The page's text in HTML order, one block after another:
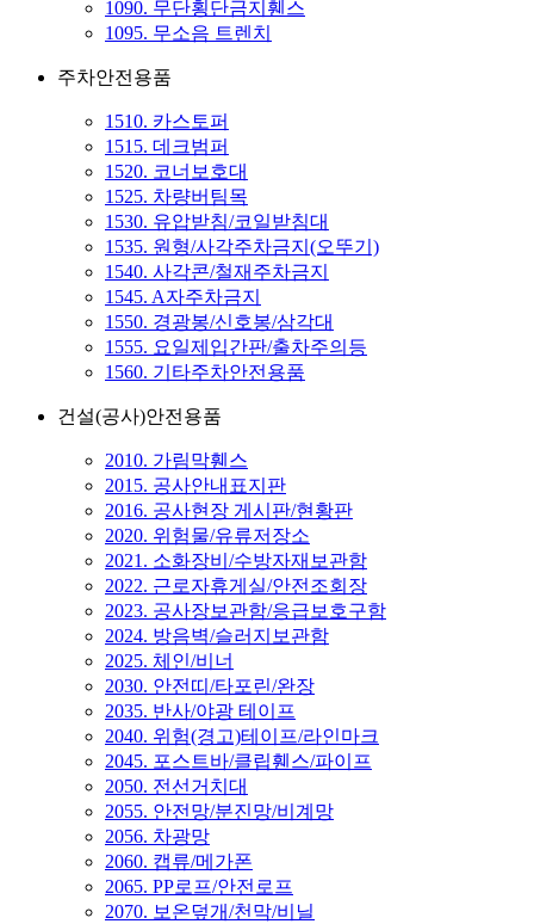
1090. 무단횡단금지휀스
1095. 무소음 트렌치
주차안전용품
1510. 카스토퍼
1515. 데크범퍼
1520. 코너보호대
1525. 차량버팀목
1530. 유압받침/코일받침대
1535. 원형/사각주차금지(오뚜기)
1540. 사각콘/철재주차금지
1545. A자주차금지
1550. 경광봉/신호봉/삼각대
1555. 요일제입간판/출차주의등
1560. 기타주차안전용품
건설(공사)안전용품
2010. 가림막휀스
2015. 공사안내표지판
2016. 공사현장 게시판/현황판
2020. 위험물/유류저장소
2021. 소화장비/수방자재보관함
2022. 근로자휴게실/안전조회장
2023. 공사장보관함/응급보호구함
2024. 방음벽/슬러지보관함
2025. 체인/비너
2030. 안전띠/타포린/완장
2035. 반사/야광 테이프
2040. 위험(경고)테이프/라인마크
2045. 포스트바/클립휀스/파이프
2050. 전선거치대
2055. 안전망/분진망/비계망
2056. 차광망
2060. 캡류/메가폰
2065. PP로프/안전로프
2070. 보온덮개/천막/비닐